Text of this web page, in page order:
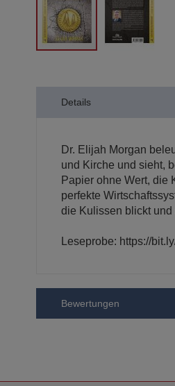
Bildergalerie
Details
Dr. Elijah Morgan
und Kirche und sieht,
Papier ohne Wert, die
perfekte
die Kulissen blickt und
Leseprobe: https://
Bewertungen